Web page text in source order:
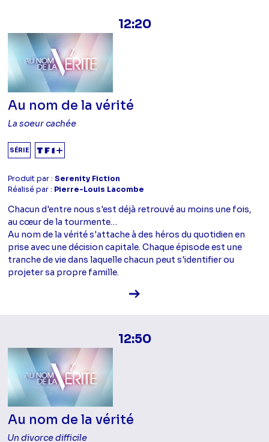
12:20
Au nom de la vérité
La soeur cachée
SÉRIE
Produit par :Serenity Fiction
Réalisé par : Pierre-Louis Lacombe
Chacun d'entre nous s'est déjà retrouvé au moins une fois,
au cœur de la tourmente…
Au nom de la vérité s'attache à des héros du quotidien en
prise avec une décision capitale. Chaque épisode est une
tranche de vie dans laquelle chacun peut s'identifier ou
projeter sa propre famille.
Voir la fiche diffusion
12:50
Au nom de la vérité
Un divorce difficile